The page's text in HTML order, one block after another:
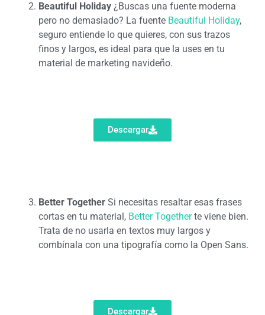
Beautiful Holiday ¿Buscas una fuente moderna
pero no demasiado? La fuente Beautiful Holiday,
seguro entiende lo que quieres, con sus trazos
finos y largos, es ideal para que la uses en tu
material de marketing navideño.
Descargar
Better Together Si necesitas resaltar esas frases
cortas en tu material, Better Togetherte viene bien.
Trata de no usarla en textos muy largos y
combínala con una tipografía como la Open Sans.
Descargar